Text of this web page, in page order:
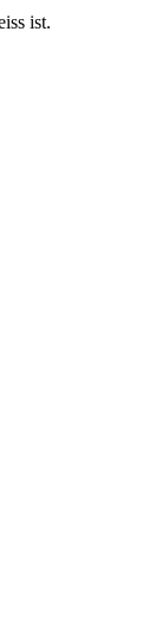
ist.